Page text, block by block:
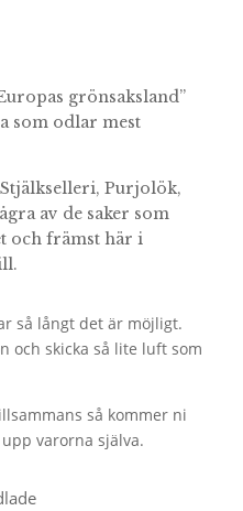
grönsaksland”
som odlar mest
Purjolök,
av de saker som
och främst här i
så långt det är möjligt.
och skicka så lite luft som
så kommer ni
varorna själva.